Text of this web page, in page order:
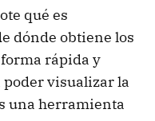
qué es
dónde obtiene los
rápida y
visualizar la
una herramienta